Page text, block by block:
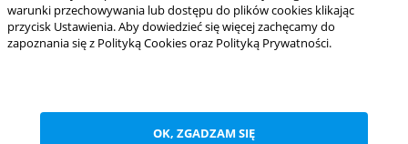
warunki przechowywania lub dostępu do plików cookies klikając
przycisk Ustawienia. Aby dowiedzieć się więcej zachęcamy do
zapoznania się z Polityką Cookies oraz Polityką Prywatności.
OK, ZGADZAM SIĘ
693 897 124
8:00 - 16:00